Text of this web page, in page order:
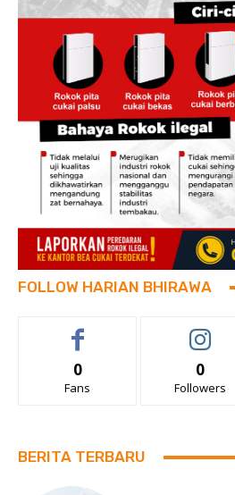
FOLLOW HARIAN BHIRAWA
0
Fans
0
Followers
BERITA TERBARU